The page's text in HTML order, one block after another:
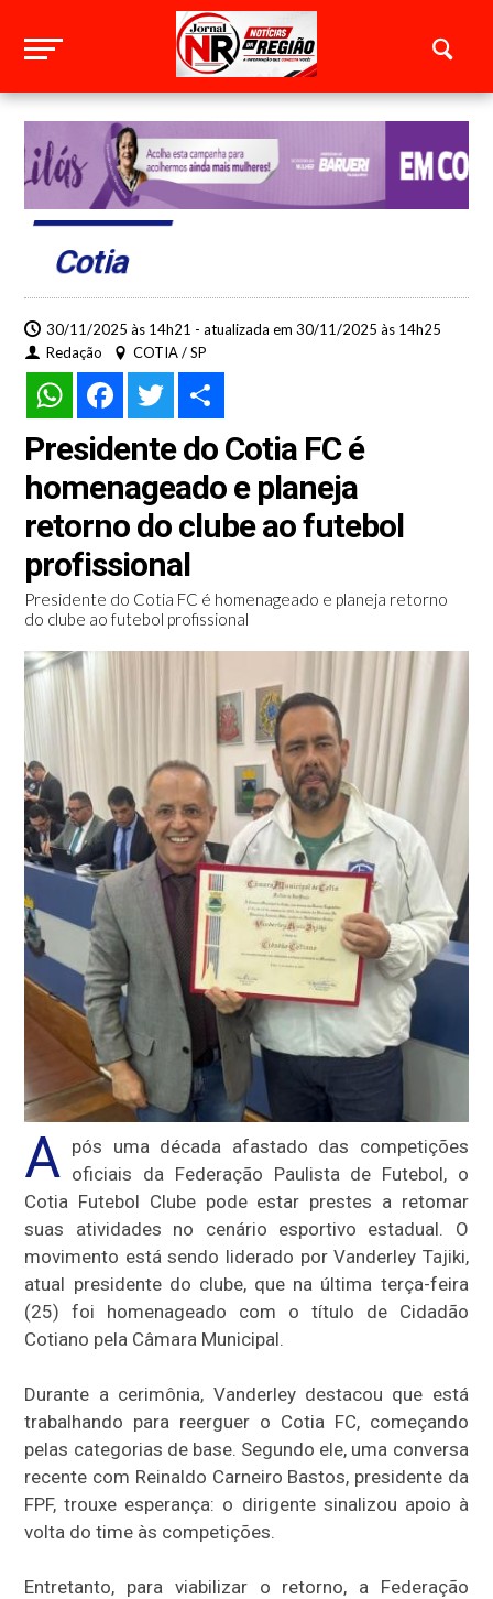
Cotia
30/11/2025 às 14h21 - atualizada em 30/11/2025 às 14h25
Redação
COTIA / SP
WhatsAppFacebookTwitter
Presidente do Cotia FC é
homenageado e planeja
retorno do clube ao futebol
profissional
Presidente do Cotia FC é homenageado e planeja retorno
do clube ao futebol profissional
A pós uma década afastado das competições
oficiais da Federação Paulista de Futebol, o
Cotia Futebol Clube pode estar prestes a retomar
suas atividades no cenário esportivo estadual. O
movimento está sendo liderado por Vanderley Tajiki,
atual presidente do clube, que na última terça-feira
(25) foi homenageado com o título de Cidadão
Cotiano pela Câmara Municipal.
Durante a cerimônia, Vanderley destacou que está
trabalhando para reerguer o Cotia FC, começando
pelas categorias de base. Segundo ele, uma conversa
recente com Reinaldo Carneiro Bastos, presidente da
FPF, trouxe esperança: o dirigente sinalizou apoio à
volta do time às competições.
Entretanto, para viabilizar o retorno, a Federação